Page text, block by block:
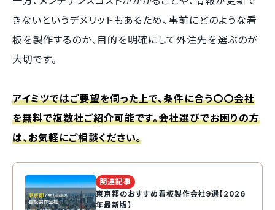
きないというデメリットもあるため、事前にどのような看
板を製作するのか、目的を明確にして外注先を選ぶのが
大切です。
アイミツではご要望を伺った上で、条件に合う〇〇会社
を無料で複数社ご紹介可能です。会社選びでお困りの方
は、お気軽にご相談ください。
関連記事
東京都のおすすめ看板製作会社9選【2026
年最新版】